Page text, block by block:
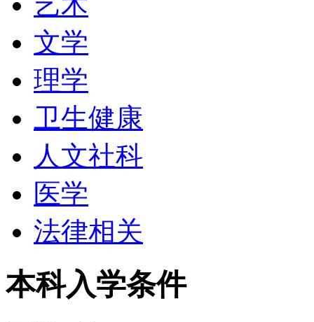
文学
理学
卫生健康
人文社科
医学
法律相关
本科入学条件